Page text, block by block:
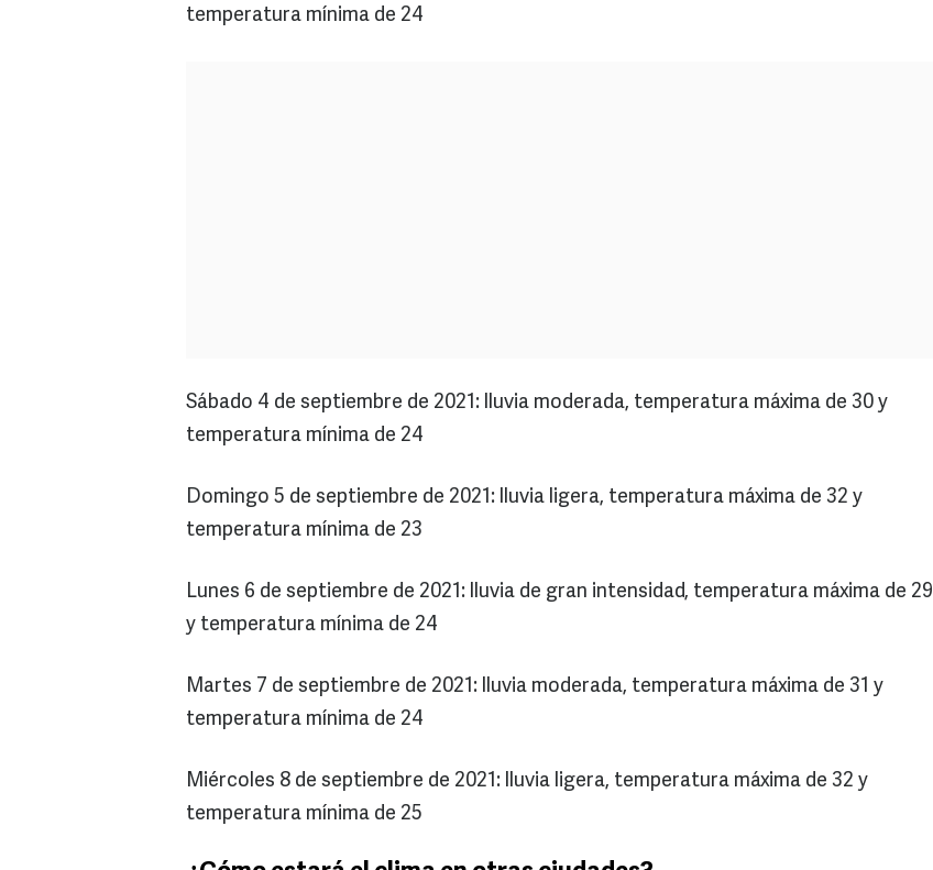
temperatura mínima de 24
Sábado 4 de septiembre de 2021: lluvia moderada, temperatura máxima de 30 y
temperatura mínima de 24
Domingo 5 de septiembre de 2021: lluvia ligera, temperatura máxima de 32 y
temperatura mínima de 23
Lunes 6 de septiembre de 2021: lluvia de gran intensidad, temperatura máxima de 29
y temperatura mínima de 24
Martes 7 de septiembre de 2021: lluvia moderada, temperatura máxima de 31 y
temperatura mínima de 24
Miércoles 8 de septiembre de 2021: lluvia ligera, temperatura máxima de 32 y
temperatura mínima de 25